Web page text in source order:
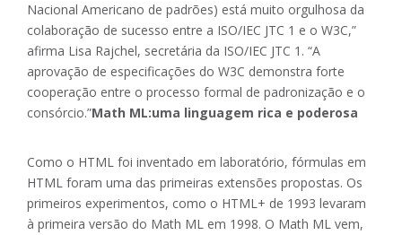
Nacional Americano de padrões) está muito orgulhosa da
colaboração de sucesso entre a ISO/IEC JTC 1 e o W3C,”
afirma Lisa Rajchel, secretária da ISO/IEC JTC 1. “A
aprovação de especificações do W3C demonstra forte
cooperação entre o processo formal de padronização e o
consórcio.”Math ML:uma linguagem rica e poderosa
Como o HTML foi inventado em laboratório, fórmulas em
HTML foram uma das primeiras extensões propostas. Os
primeiros experimentos, como o HTML+ de 1993 levaram
à primeira versão do Math ML em 1998. O Math ML vem,